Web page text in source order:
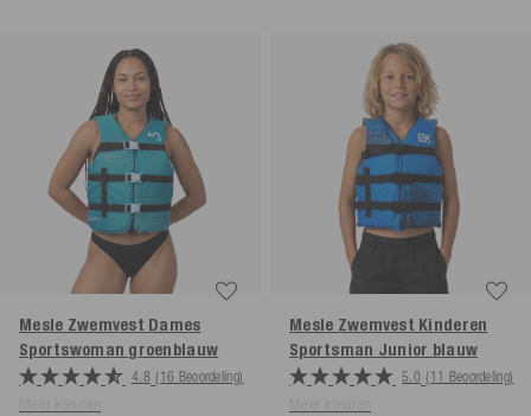
Mesle Zwemvest Dames
Sportswoman groenblauw
4.8 (16 Beoordeling)
Mesle Zwemvest Kinderen
Sportsman Junior blauw
5.0 (11 Beoordeling)